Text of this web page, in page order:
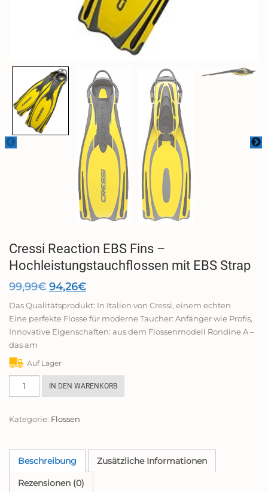
Cressi Reaction EBS Fins –
Hochleistungstauchflossen mit EBS Strap
99,99€ Ursprünglicher
war:
99,99€
94,26€Aktueller
ist:
94,26€.
Das Qualitätsprodukt: In Italien von Cressi, einem echten
Eine perfekte Flosse für moderne Taucher: Anfänger wie Profis,
Innovative Eigenschaften: aus dem Flossenmodell Rondine A –
das am
Auf Lager
Cressi
Reaction
Fins
mit
Strap
IN DEN WARENKORB
Kategorie: Flossen
Beschreibung Zusätzliche Informationen
Rezensionen (0)